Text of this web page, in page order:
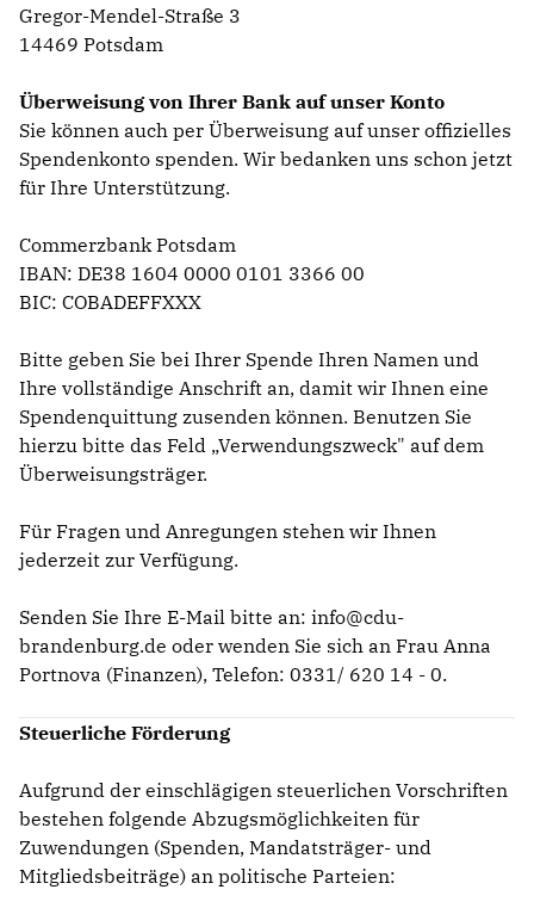
Gregor-Mendel-Straße 3
14469 Potsdam
Überweisung von Ihrer Bank auf unser Konto
Sie können auch per Überweisung auf unser offizielles
Spendenkonto spenden. Wir bedanken uns schon jetzt
für Ihre Unterstützung.
Commerzbank Potsdam
IBAN: DE38 1604 0000 0101 3366 00
BIC: COBADEFFXXX
Bitte geben Sie bei Ihrer Spende Ihren Namen und
Ihre vollständige Anschrift an, damit wir Ihnen eine
Spendenquittung zusenden können. Benutzen Sie
hierzu bitte das Feld „Verwendungszweck" auf dem
Überweisungsträger.
Für Fragen und Anregungen stehen wir Ihnen
jederzeit zur Verfügung.
Senden Sie Ihre E-Mail bitte an: info@cdu-
brandenburg.de oder wenden Sie sich an Frau Anna
Portnova (Finanzen), Telefon: 0331/ 620 14 - 0.
Steuerliche Förderung
Aufgrund der einschlägigen steuerlichen Vorschriften
bestehen folgende Abzugsmöglichkeiten für
Zuwendungen (Spenden, Mandatsträger- und
Mitgliedsbeiträge) an politische Parteien: